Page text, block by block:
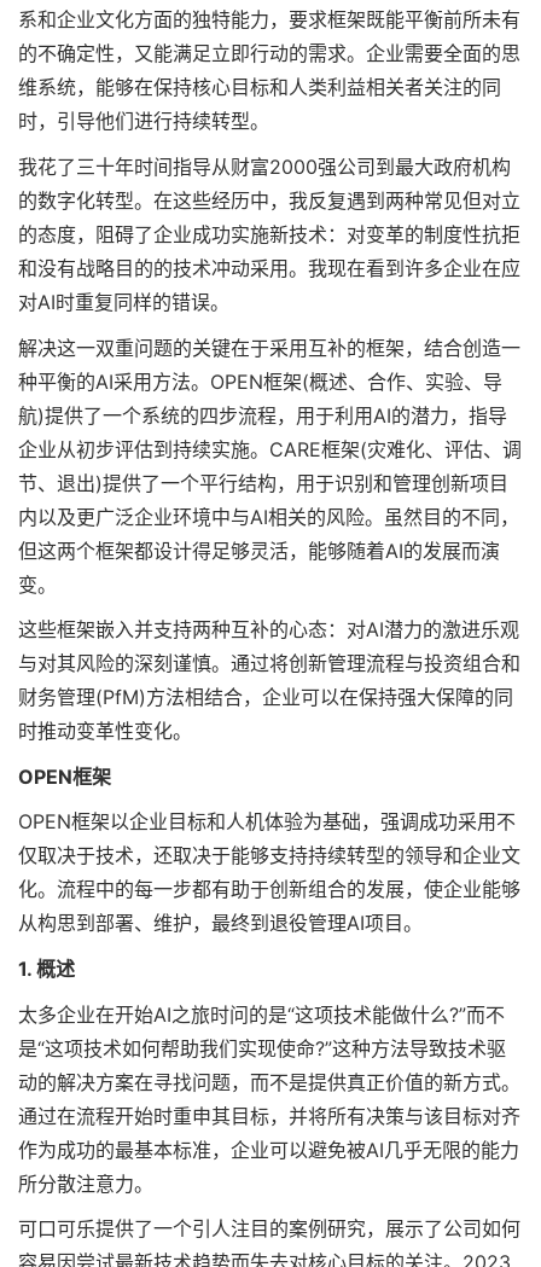
系和企业文化方面的独特能力，要求框架既能平衡前所未有
的不确定性，又能满足立即行动的需求。企业需要全面的思
维系统，能够在保持核心目标和人类利益相关者关注的同
时，引导他们进行持续转型。
我花了三十年时间指导从财富2000强公司到最大政府机构
的数字化转型。在这些经历中，我反复遇到两种常见但对立
的态度，阻碍了企业成功实施新技术：对变革的制度性抗拒
和没有战略目的的技术冲动采用。我现在看到许多企业在应
对AI时重复同样的错误。
解决这一双重问题的关键在于采用互补的框架，结合创造一
种平衡的AI采用方法。OPEN框架(概述、合作、实验、导
航)提供了一个系统的四步流程，用于利用AI的潜力，指导
企业从初步评估到持续实施。CARE框架(灾难化、评估、调
节、退出)提供了一个平行结构，用于识别和管理创新项目
内以及更广泛企业环境中与AI相关的风险。虽然目的不同，
但这两个框架都设计得足够灵活，能够随着AI的发展而演
变。
这些框架嵌入并支持两种互补的心态：对AI潜力的激进乐观
与对其风险的深刻谨慎。通过将创新管理流程与投资组合和
财务管理(PfM)方法相结合，企业可以在保持强大保障的同
时推动变革性变化。
OPEN框架
OPEN框架以企业目标和人机体验为基础，强调成功采用不
仅取决于技术，还取决于能够支持持续转型的领导和企业文
化。流程中的每一步都有助于创新组合的发展，使企业能够
从构思到部署、维护，最终到退役管理AI项目。
1. 概述
太多企业在开始AI之旅时问的是“这项技术能做什么?”而不
是“这项技术如何帮助我们实现使命?”这种方法导致技术驱
动的解决方案在寻找问题，而不是提供真正价值的新方式。
通过在流程开始时重申其目标，并将所有决策与该目标对齐
作为成功的最基本标准，企业可以避免被AI几乎无限的能力
所分散注意力。
可口可乐提供了一个引人注目的案例研究，展示了公司如何